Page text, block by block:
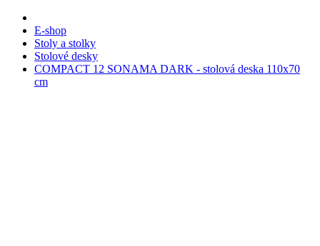
E-shop
Stoly a stolky
Stolové desky
COMPACT 12 SONAMA DARK - stolová deska 110x70
cm